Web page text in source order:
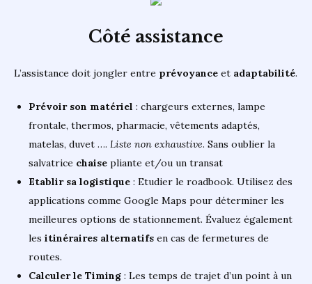
Côté assistance
L’assistance doit jongler entre prévoyance et adaptabilité.
Prévoir son matériel : chargeurs externes, lampe
frontale, thermos, pharmacie, vêtements adaptés,
matelas, duvet …. Liste non exhaustive. Sans oublier la
salvatrice chaise pliante et/ou un transat
Etablir sa logistique : Etudier le roadbook. Utilisez des
applications comme Google Maps pour déterminer les
meilleures options de stationnement. Évaluez également
les itinéraires alternatifs en cas de fermetures de
routes.
Calculer le Timing : Les temps de trajet d’un point à un